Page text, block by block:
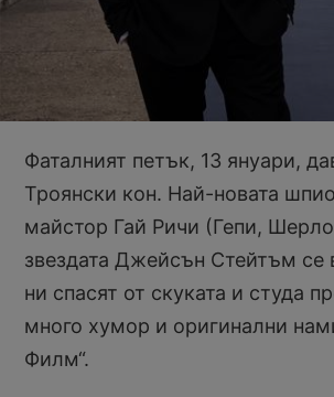
Фаталният петък, 13 януари,
Троянски кон. Най-новата
майстор Гай Ричи (Гепи,
звездата Джейсън Стейтъм се
ни спасят от скуката и студа
много хумор и оригинални
Филм“.